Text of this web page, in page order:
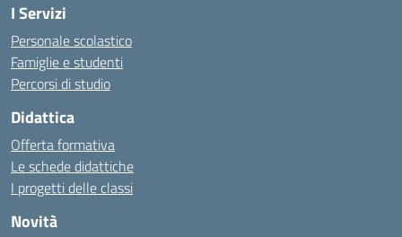
I Servizi
Personale scolastico
Famiglie e studenti
Percorsi di studio
Didattica
Offerta formativa
Le schede didattiche
I progetti delle classi
Novità